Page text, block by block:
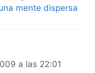
mente dispersa
a las 22:01